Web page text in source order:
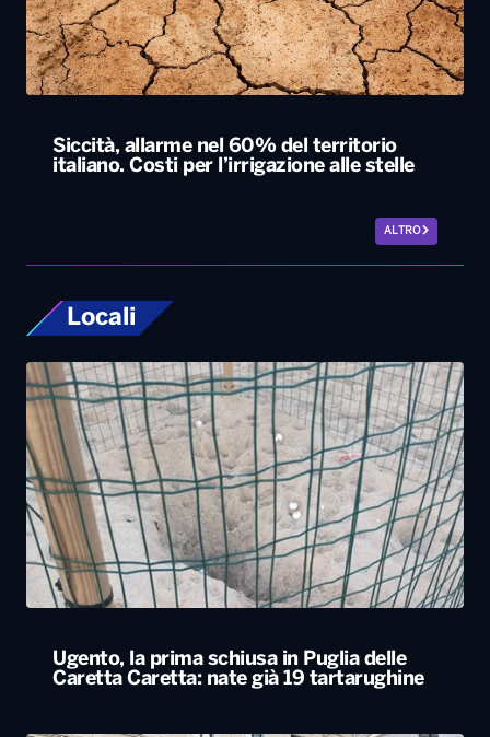
Siccità, allarme nel 60% del territorio
italiano. Costi per l’irrigazione alle stelle
ALTRO
Locali
Ugento, la prima schiusa in Puglia delle
Caretta Caretta: nate già 19 tartarughine